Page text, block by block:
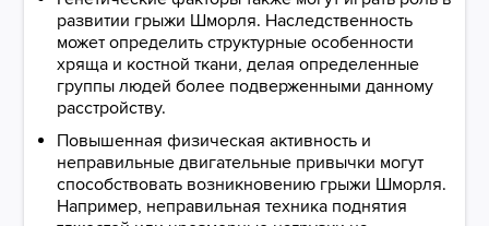
развитии грыжи Шморля. Наследственность
может определить структурные особенности
хряща и костной ткани, делая определенные
группы людей более подверженными данному
расстройству.
Повышенная физическая активность и
неправильные двигательные привычки могут
способствовать возникновению грыжи Шморля.
Например, неправильная техника поднятия